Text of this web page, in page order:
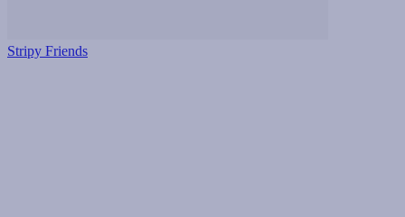
Stripy Friends